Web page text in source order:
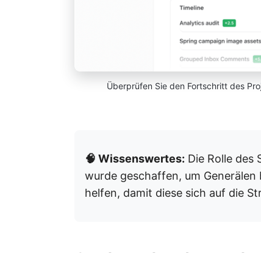
Überprüfen Sie den Fortschritt des
🧠 Wissenswertes: Die Rolle des
wurde geschaffen, um
helfen, damit diese sich auf die